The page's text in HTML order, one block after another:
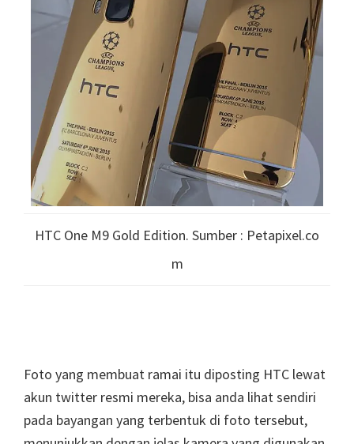
HTC One M9 Gold Edition. Sumber : Petapixel.co
m
Foto yang membuat ramai itu diposting HTC lewat
akun twitter resmi mereka, bisa anda lihat sendiri
pada bayangan yang terbentuk di foto tersebut,